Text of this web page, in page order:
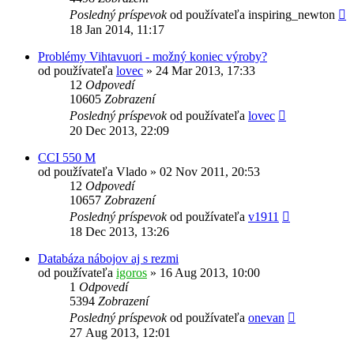
Posledný príspevokod používateľa inspiring_newton
18 Jan 2014, 11:17
Problémy Vihtavuori - možný koniec výroby?
od používateľa lovec » 24 Mar 2013, 17:33
12 Odpovedí
10605 Zobrazení
Posledný príspevokod používateľa lovec
20 Dec 2013, 22:09
CCI 550 M
od používateľa Vlado » 02 Nov 2011, 20:53
12 Odpovedí
10657 Zobrazení
Posledný príspevokod používateľa v1911
18 Dec 2013, 13:26
Databáza nábojov aj s rezmi
od používateľa igoros » 16 Aug 2013, 10:00
1 Odpovedí
5394 Zobrazení
Posledný príspevokod používateľa onevan
27 Aug 2013, 12:01